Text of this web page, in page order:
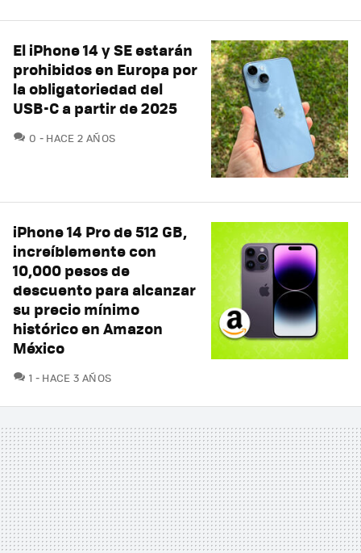
El iPhone 14 y SE estarán
prohibidos en Europa por
la obligatoriedad del
USB-C a partir de 2025
0 COMENTARIOS
HACE 2 AÑOS
iPhone 14 Pro de 512 GB,
increíblemente con
10,000 pesos de
descuento para alcanzar
su precio mínimo
histórico en Amazon
México
1 COMENTARIOS
HACE 3 AÑOS